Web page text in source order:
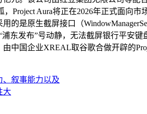
Project Aura将正在2026年正式面向
的是原生截屏接口（
东发布”号动静，无法截屏银行平安
中国企业XREAL取谷歌合做开辟的
、叙事能力以及
大